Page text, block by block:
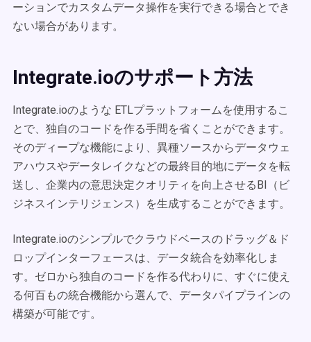
ーションでカスタムデータ操作を実行できる場合とでき
ない場合があります。
Integrate.ioのサポート方法
Integrate.ioのような ETLプラットフォームを使用するこ
とで、独自のコードを作る手間を省くことができます。
そのディープな機能により、異種ソースからデータウェ
アハウスやデータレイクなどの最終目的地にデータを転
送し、企業内の意思決定クオリティを向上させるBI（ビ
ジネスインテリジェンス）を生成することができます。
Integrate.ioのシンプルでクラウドベースのドラッグ＆ド
ロップインターフェースは、データ統合を効率化しま
す。ゼロから独自のコードを作る代わりに、すぐに使え
る何百もの統合機能から選んで、データパイプラインの
構築が可能です。